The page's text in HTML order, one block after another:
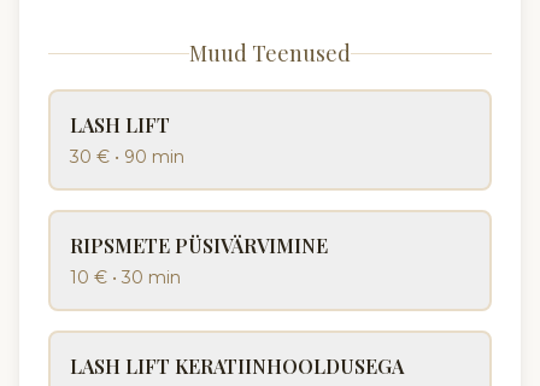
Muud Teenused
LASH LIFT
30 € • 90 min
RIPSMETE PÜSIVÄRVIMINE
10 € • 30 min
LASH LIFT KERATIINHOOLDUSEGA